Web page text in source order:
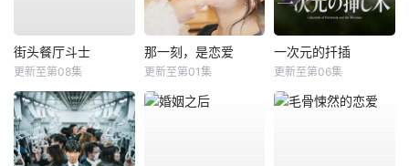
街头餐厅斗士
更新至第08集
那一刻，是恋爱
更新至第01集
一次元的扦插
更新至第06集